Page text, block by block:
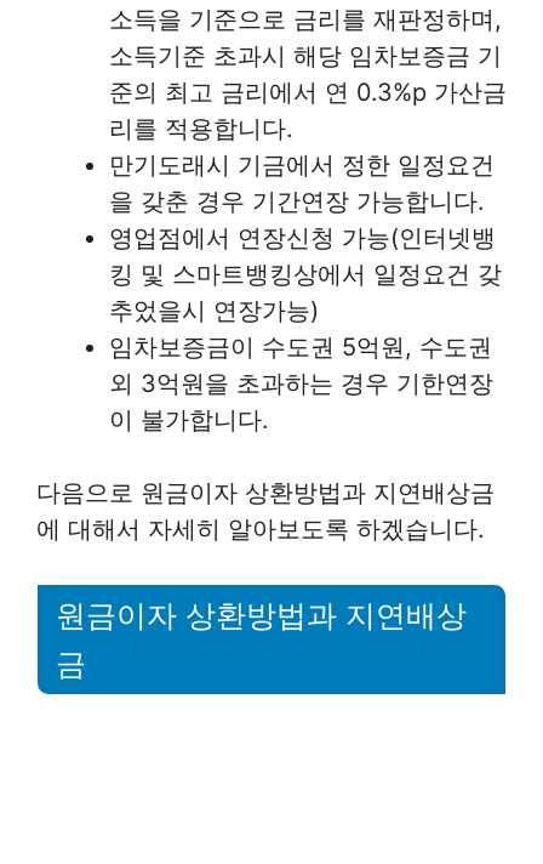
소득을 기준으로 금리를 재판정하며,
소득기준 초과시 해당 임차보증금 기
준의 최고 금리에서 연 0.3%p 가산금
리를 적용합니다.
만기도래시 기금에서 정한 일정요건
을 갖춘 경우 기간연장 가능합니다.
영업점에서 연장신청 가능(인터넷뱅
킹 및 스마트뱅킹상에서 일정요건 갖
추었을시 연장가능)
임차보증금이 수도권 5억원, 수도권
외 3억원을 초과하는 경우 기한연장
이 불가합니다.
다음으로 원금이자 상환방법과 지연배상금
에 대해서 자세히 알아보도록 하겠습니다.
원금이자 상환방법과 지연배상
금